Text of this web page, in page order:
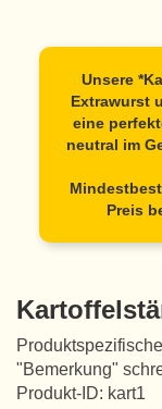
Unsere
Extrawurst
eine
neutral im
Preis
"Bemerkung"
Produkt-ID: kart1